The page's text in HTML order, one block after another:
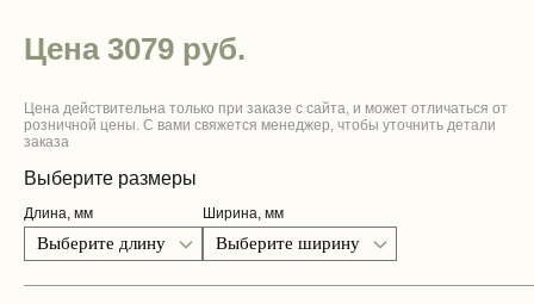
Цена 3079 руб.
Цена действительна только при заказе с сайта, и может отличаться от
розничной цены. С вами свяжется менеджер, чтобы уточнить детали
заказа
Выберите размеры
Длина, мм Ширина, мм